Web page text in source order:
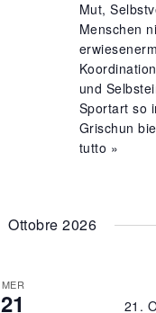
Mut,
Menschen
und
Sportart so
Grischun
tutto »
Ottobre 2026
MER
21
21.